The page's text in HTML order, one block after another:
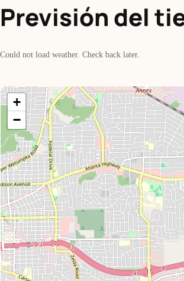
Previsión del
Could not load weather. Check back later.
+
−